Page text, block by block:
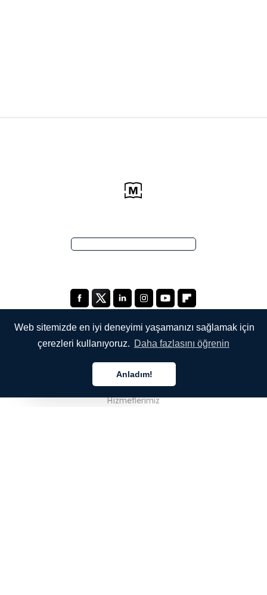
Web sitemizde en iyi deneyimi yaşamanızı sağlamak için
çerezleri kullanıyoruz. Daha fazlasını öğrenin
Anladım!
Hakkımızda
Hizmetlerimiz
Türkçe